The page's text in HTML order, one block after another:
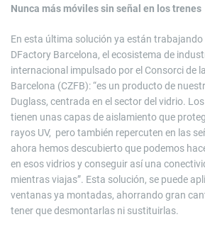
Nunca más móviles sin señal en los trenes
En esta última solución ya están trabajando
DFactory Barcelona, el ecosistema de
internacional impulsado por el Consorci de
Barcelona (CZFB): “es un producto de
Duglass, centrada en el sector del vidrio.
tienen unas capas de aislamiento que
rayos UV, pero también repercuten en las
ahora hemos descubierto que podemos
en esos vidrios y conseguir así una
mientras viajas”. Esta solución, se puede
ventanas ya montadas, ahorrando gran
tener que desmontarlas ni sustituirlas.